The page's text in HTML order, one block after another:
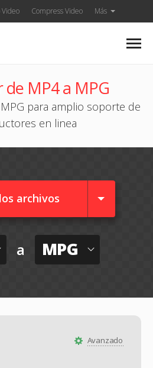
Compress Video Más
de MP4 a MPG
para amplio soporte de
en linea
archivos
a MPG
Avanzado